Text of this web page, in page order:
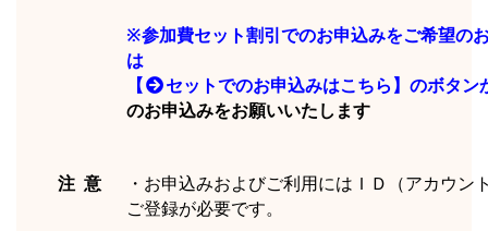
※参加費セット割引でのお申込みをご希望の
は
【
セットでのお申込みはこちら】のボタン
のお申込みをお願いいたします
注 意
・お申込みおよびご利用にはＩＤ（アカウン
ご登録が必要です。